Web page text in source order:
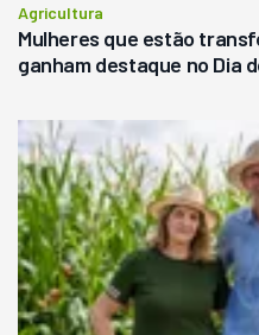
Agricultura
Mulheres que estão
ganham destaque no Dia